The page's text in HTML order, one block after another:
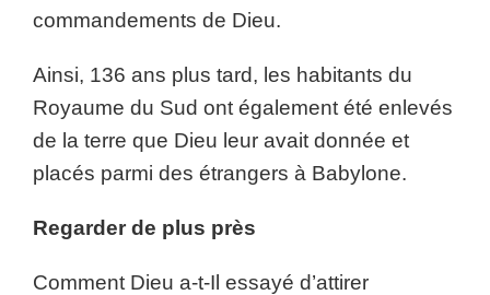
commandements de Dieu.
Ainsi, 136 ans plus tard, les habitants du
Royaume du Sud ont également été enlevés
de la terre que Dieu leur avait donnée et
placés parmi des étrangers à Babylone.
Regarder de plus près
Comment Dieu a-t-Il essayé d’attirer